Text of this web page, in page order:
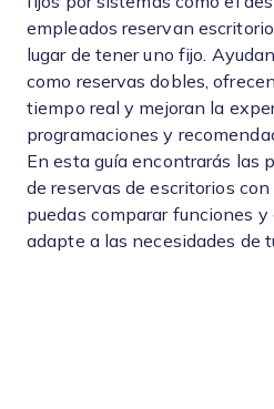
empleados reservan
lugar de tener uno fijo.
como reservas dobles,
tiempo real y mejoran la
programaciones y
En esta guía encontrarás las
de reservas de escritorios
puedas comparar funciones y
adapte a las necesidades de